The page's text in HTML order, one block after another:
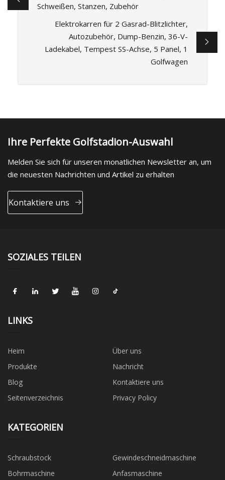
Schweißen, Stanzen, Zubehör
Elektrokarren für 2 Gasrad-Blitzlichter,
Autozubehör, Dump-Benzin, 36-V-
Ladekabel, Tempest SS-Achse, 5 Panel, 1
Golfwagen
Ihre Perfekte Golfstadion-Auswahl
Melden Sie sich für unseren monatlichen Newsletter an, um
die neuesten Nachrichten und Artikel zu erhalten
Kontaktiere uns
SOZIALES TEILEN
LINKS
Heim
Über uns
Produkte
Nachricht
Blog
Kontaktiere uns
Seitenverzeichnis
Privacy Policy
KATEGORIEN
Schraubstock
Gewindeschneidmaschine
Bohrmaschine
Anfasmaschine